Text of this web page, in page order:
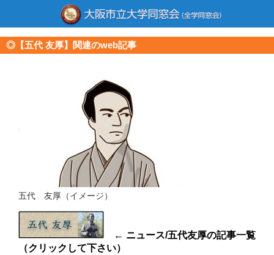
◎【五代 友厚】関連のweb記事
五代 友厚（イメージ）
← ニュース/五代友厚の記事一覧
（クリックして下さい）